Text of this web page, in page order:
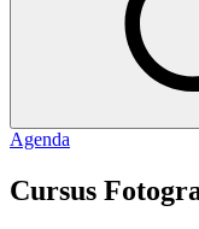
Agenda
Cursus